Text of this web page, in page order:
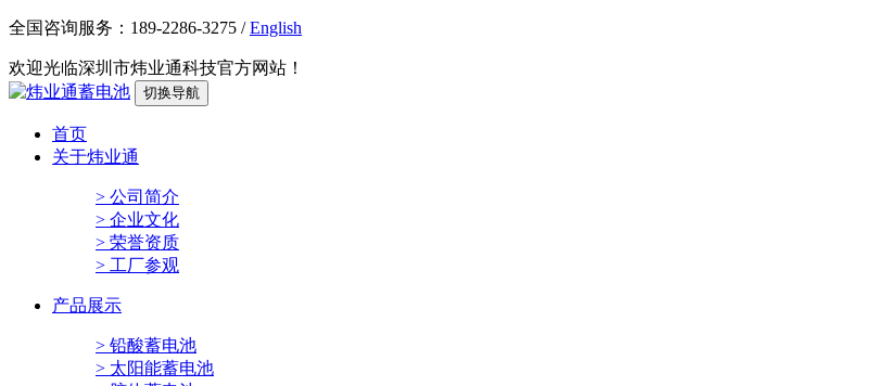
全国咨询服务： 189-2286-3275 /English
欢迎光临深圳市炜业通科技官方网站！
切换导航
首页
关于炜业通
> 公司简介
> 企业文化
> 荣誉资质
> 工厂参观
产品展示
> 铅酸蓄电池
> 太阳能蓄电池